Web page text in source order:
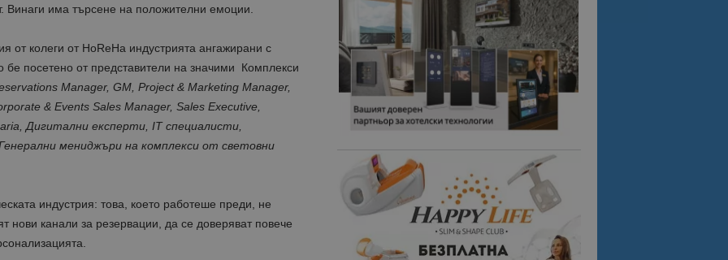
Винаги има търсене на положителни емоции.
от колеги от HoReHa индустрията ангажирани с
бе посетено от представители на значими Комплекси
Manager, GM, Project & Marketing Manager,
& Events Sales Manager, Sales Executive,
Дигитални експерти, ITспециалисти,
мениджъри на комплекси от световни
индустрия: това, което работеше преди, не
нови канали за резервации, да се доверяват повече